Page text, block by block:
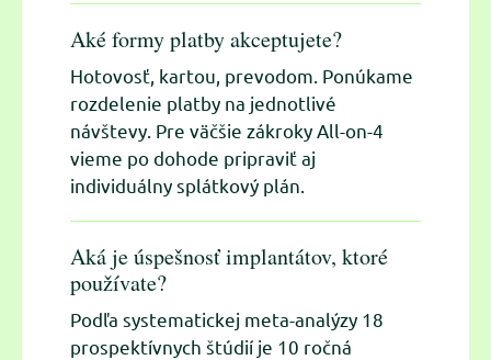
Aké formy platby akceptujete?
Hotovosť, kartou, prevodom. Ponúkame
rozdelenie platby na jednotlivé
návštevy. Pre väčšie zákroky All-on-4
vieme po dohode pripraviť aj
individuálny splátkový plán.
Aká je úspešnosť implantátov, ktoré
používate?
Podľa systematickej meta-analýzy 18
prospektívnych štúdií je 10 ročná